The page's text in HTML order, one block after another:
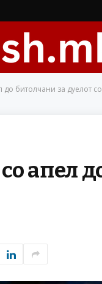
битолчани за дуелот
апел